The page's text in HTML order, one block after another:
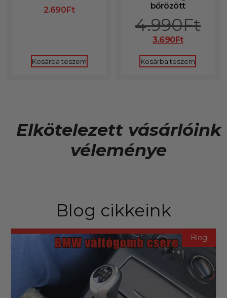
2.690Ft
Kosárba teszem
bőrözött
4.990Ft
3.690Ft
Kosárba teszem
Elkötelezett vásárlóink
véleménye
Blog cikkeink
Blog